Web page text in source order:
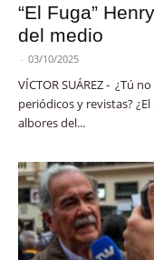
“El Fuga”
del medio
- 03/10/2025
VÍCTOR SUÁREZ - ¿Tú
periódicos y revistas?
albores del...